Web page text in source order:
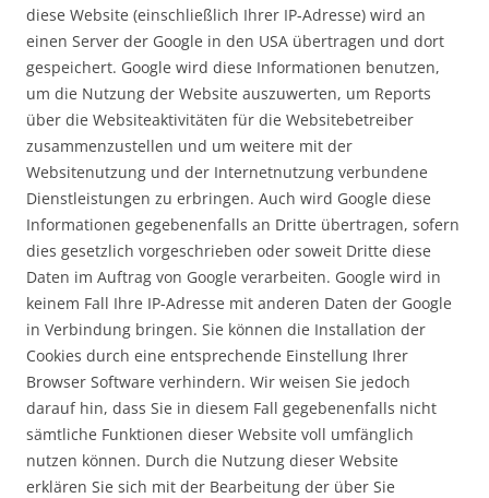
diese Website (einschließlich Ihrer IP-Adresse) wird an
einen Server der Google in den USA übertragen und dort
gespeichert. Google wird diese Informationen benutzen,
um die Nutzung der Website auszuwerten, um Reports
über die Websiteaktivitäten für die Websitebetreiber
zusammenzustellen und um weitere mit der
Websitenutzung und der Internetnutzung verbundene
Dienstleistungen zu erbringen. Auch wird Google diese
Informationen gegebenenfalls an Dritte übertragen, sofern
dies gesetzlich vorgeschrieben oder soweit Dritte diese
Daten im Auftrag von Google verarbeiten. Google wird in
keinem Fall Ihre IP-Adresse mit anderen Daten der Google
in Verbindung bringen. Sie können die Installation der
Cookies durch eine entsprechende Einstellung Ihrer
Browser Software verhindern. Wir weisen Sie jedoch
darauf hin, dass Sie in diesem Fall gegebenenfalls nicht
sämtliche Funktionen dieser Website voll umfänglich
nutzen können. Durch die Nutzung dieser Website
erklären Sie sich mit der Bearbeitung der über Sie